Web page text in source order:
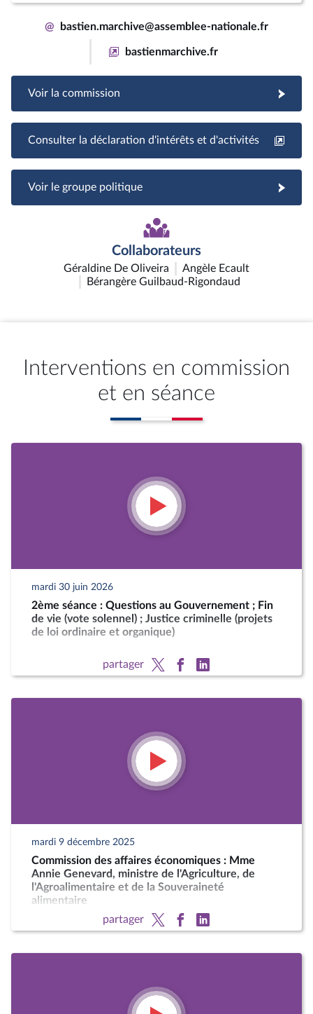
@ bastien.marchive@assemblee-nationale.fr
bastienmarchive.fr
Voir la commission
Consulter la déclaration d'intérêts et d'activités
Voir le groupe politique
Collaborateurs
Géraldine De Oliveira
Angèle Ecault
Bérangère Guilbaud-Rigondaud
Interventions en commission
et en séance
mardi 30 juin 2026
2ème séance : Questions au Gouvernement ; Fin
de vie (vote solennel) ; Justice criminelle (projets
de loi ordinaire et organique)
partager
mardi 9 décembre 2025
Commission des affaires économiques : Mme
Annie Genevard, ministre de l'Agriculture, de
l'Agroalimentaire et de la Souveraineté
alimentaire
partager